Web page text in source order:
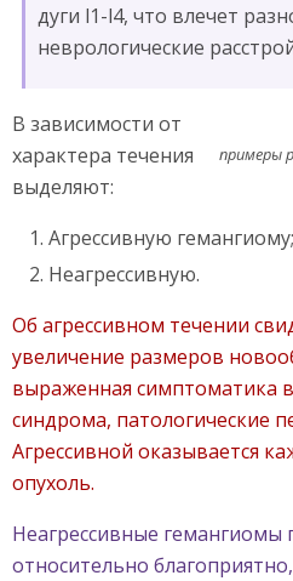
дуги l1-l4, что влечет
неврологические
примеры
В зависимости от
характера течения
выделяют:
Агрессивную гемангиому;
Неагрессивную.
Об агрессивном течении
увеличение размеров
выраженная симптоматика
синдрома, патологические
Агрессивной оказывается
опухоль.
Неагрессивные гемангиомы
относительно